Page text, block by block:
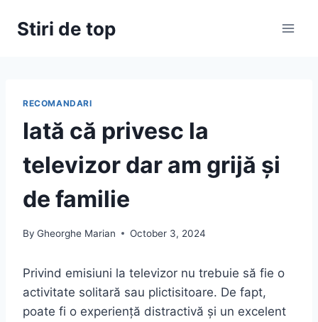
Stiri de top
RECOMANDARI
Iată că privesc la
televizor dar am grijă și
de familie
By Gheorghe Marian October 3, 2024
Privind emisiuni la televizor nu trebuie să fie o
activitate solitară sau plictisitoare. De fapt,
poate fi o experiență distractivă și un excelent